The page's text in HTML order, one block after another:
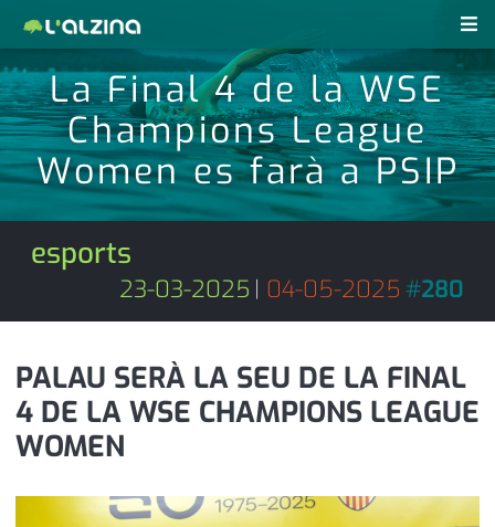
notícies
últimes notícies
activitats
agenda
cultura
economia
empresa
entrevista
medi ambient
revistes pdf
anunciants
d'interès
contacte
farmàcies
calendari
La Final 4 de la WSE
Champions League
Women es farà a PSIP
esports
23-03-2025 | 04-05-2025 #280
PALAU SERÀ LA SEU DE LA FINAL
4 DE LA WSE CHAMPIONS LEAGUE
WOMEN